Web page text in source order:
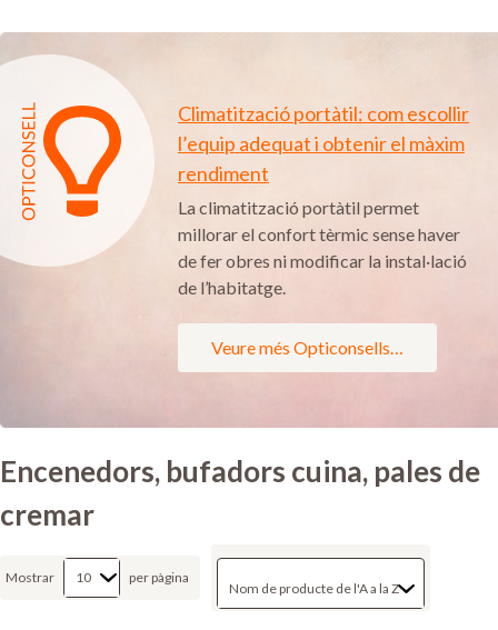
Climatització portàtil: com escollir
l’equip adequat i obtenir el màxim
rendiment
La climatització portàtil permet
millorar el confort tèrmic sense haver
de fer obres ni modificar la instal·lació
de l’habitatge.
Veure més Opticonsells…
Encenedors, bufadors cuina, pales de
cremar
Mostrar per pàgina